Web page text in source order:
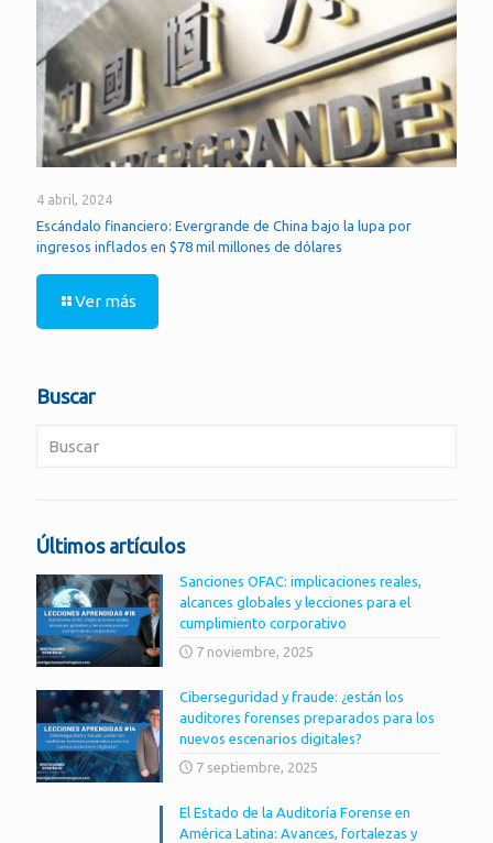
4 abril, 2024
Escándalo financiero: Evergrande de China bajo la lupa por
ingresos inflados en $78 mil millones de dólares
Ver más
Buscar
Últimos artículos
Sanciones OFAC: implicaciones reales,
alcances globales y lecciones para el
cumplimiento corporativo
7 noviembre, 2025
Ciberseguridad y fraude: ¿están los
auditores forenses preparados para los
nuevos escenarios digitales?
7 septiembre, 2025
El Estado de la Auditoría Forense en
América Latina: Avances, fortalezas y